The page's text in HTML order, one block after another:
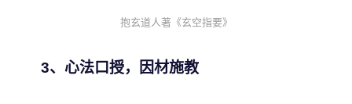
抱玄道人著《玄空指要》
3、心法口授，因材施教